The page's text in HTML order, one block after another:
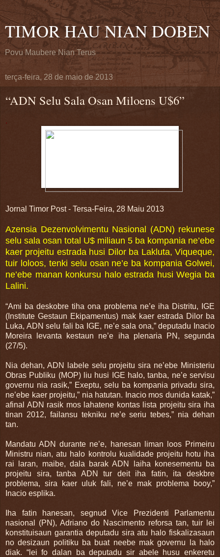
TIMOR HAU NIAN DOBEN
Povu Maubere Nian Terus
terça-feira, 28 de maio de 2013
“ADN Selu Sala Osan Miloens U$6”
.
Jornal Timor Post - Tersa-Feira, 28 Maiu 2013
Azensia Dezenvolvimentu Nasional (ADN) rekunese
selu sala osan total U$ miliaun 5 ba kompania ne’ebe
kaer projeitu estrada husi Dilor ba Lakluta, Viqueque,
tuir loloos, tenki selu osan ne’e ba kompania Golwei,
ne’ebe manan konkursu halo estrada husi Wegia ba
Lalini.
“Ami ba deskobre tiha ona problema ne’e iha Distritu, IGE
(Institute Gestaun Ekipamentus) mak kaer estrada Dilor ba
Luka, ADN selu fali ba IGE, ne’e sala ona,” deputadu Inacio
Moreira levanta kestaun ne’e iha plenaria PN, segunda
(27/5).
Nia dehan, ADN labele selu projeitu sira ne’ebe Ministeriu
Obras Publiku (MOP) liu husi IGE halo, tanba, ne’e servisu
governu nia rasik,” Exeptu, selu ba kompania privadu sira,
ne’ebe kaer projeitu,” nia hatutan. Inacio mos dunida katak,”
afinal ADN rasik mos lahatene kontas lista projeitu sira iha
tinan 2012, failansu tekniku ne’e seriu tebes,” nia dehan
tan.
Mandatu ADN durante ne’e, hanesan liman loos Primeiru
Ministru nian, atu halo kontrolu kualidade projeitu hotu iha
rai laran, maibe, dala barak ADN laiha konesementu ba
projeitu sira, tanba ADN tur deit iha fatin, ita deskbre
problema, sira kaer uluk fali, ne’e mak problema booy,”
Inacio esplika.
Iha fatin hanesan, segnud Vice Prezidenti Parlamentu
nasional (PN), Adriano do Nascimento reforsa tan, tuir lei
konstituisaun garantia deputadu sira atu halo fiskalizasaun
no desizaun politiku ba buat neebe mak governu la halo
diak. “lei fo dalan ba deputadu sir abele husu enkeretu